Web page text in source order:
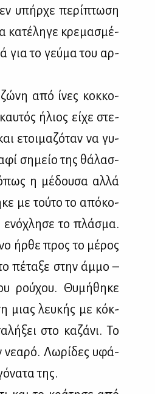
υπήρ­χε πε­ρί­πτω­ση
κα­τέ­λη­γε κρε­μα­σμέ­
για το γεύ­μα του αρ­
από ίνες κοκ­κο­
ήλιος εί­χε στε­
ετοι­μα­ζό­ταν να γυ­
ση­μείο της θά­λασ­
όπως η μέ­δου­σα αλ­λά
με τού­το το από­κο­
το πλά­σμα.
ήρ­θε προς το μέ­ρος
πέ­τα­ξε στην άμ­μο –
ρού­χου. Θυ­μή­θη­κε
μιας λευ­κής με κόκ­
στο κα­ζά­νι. Το
νε­α­ρό. Λω­ρί­δες υφά­
της.